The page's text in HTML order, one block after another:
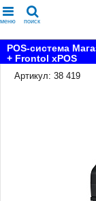
меню поиск
POS-система
+ Frontol xPOS
Артикул: 38 419